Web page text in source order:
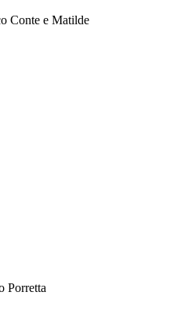
Conte e Matilde
Porretta